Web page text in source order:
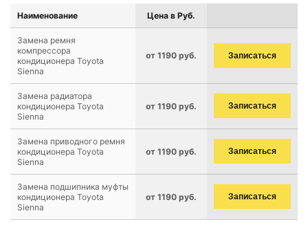
Наименование Цена в Руб.
Замена ремня
компрессора
кондиционера Toyota
Sienna
от 1190 руб. Записаться
Замена радиатора
кондиционера Toyota
Sienna
от 1190 руб. Записаться
Замена приводного ремня
кондиционера Toyota
Sienna
от 1190 руб. Записаться
Замена подшипника муфты
кондиционера Toyota
Sienna
от 1190 руб. Записаться